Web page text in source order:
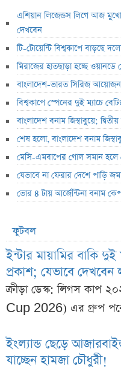
এশিয়ান লিজেন্ডস লিগে আজ
দেখবেন
টি-টোয়েন্টি বিশ্বকাপে বাড়ছে
মিরাজের হাতছাড়া হচ্ছে
বাংলাদেশ-ভারত সিরিজ
বিশ্বকাপে স্পেনের দুই ম্যাচে
বাংলাদেশ বনাম জিম্বাবুয়ে;
শেষ হলো, বাংলাদেশ বনাম
মেসি-এমবাপের গোল সমান
যেভাবে না ফেরার দেশে পাড়ি
ভোর ৪ টায় আর্জেন্টিনা বনাম
ফুটবল
ইন্টার মায়ামির বাকি দুই
প্রকাশ; যেভাবে দেখবেন
ক্রীড়া ডেস্ক: লিগস কাপ
Cup 2026) এর গ্রুপ পর্বে
ইংল্যান্ড ছেড়ে
যাচ্ছেন হামজা চৌধুরী!